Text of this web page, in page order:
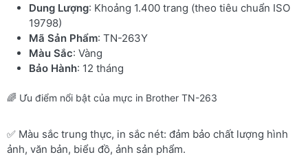
Dung Lượng: Khoảng 1.400 trang (theo tiêu chuẩn ISO
19798)
Mã Sản Phẩm: TN-263Y
Màu Sắc: Vàng
Bảo Hành: 12 tháng
🌈 Ưu điểm nổi bật của mực in Brother TN-263
✅ Màu sắc trung thực, in sắc nét: đảm bảo chất lượng hình
ảnh, văn bản, biểu đồ, ảnh sản phẩm.